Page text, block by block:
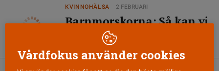
KVINNOHÄLSA 2 FEBRUARI
Barnmorskorna: Så kan vi
sprida kunskapen på
BARNMORSKA 26 JANUARI
Vårdfokus använder cookies